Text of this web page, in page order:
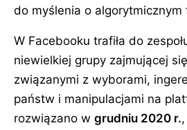
do myślenia o algorytmicznym
W Facebooku trafiła do
niewielkiej grupy zajmującej
związanymi z wyborami,
państw i manipulacjami na
rozwiązano w grudniu 2020 r.